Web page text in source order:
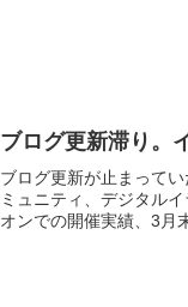
ブログ更新滞り。
ブログ更新が止まって
ミュニティ、デジタル
オンでの開催実績、3月